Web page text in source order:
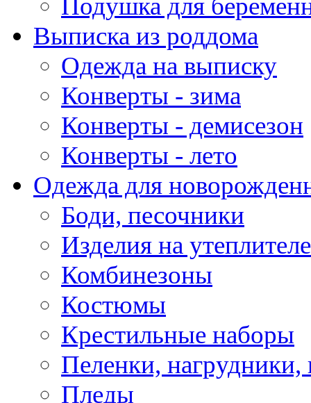
Подушка для
Выписка из роддома
Одежда на выписку
Конверты - зима
Конверты - демисезон
Конверты - лето
Одежда для
Боди, песочники
Изделия на утеплителе
Комбинезоны
Костюмы
Крестильные наборы
Пеленки, нагрудники,
Пледы